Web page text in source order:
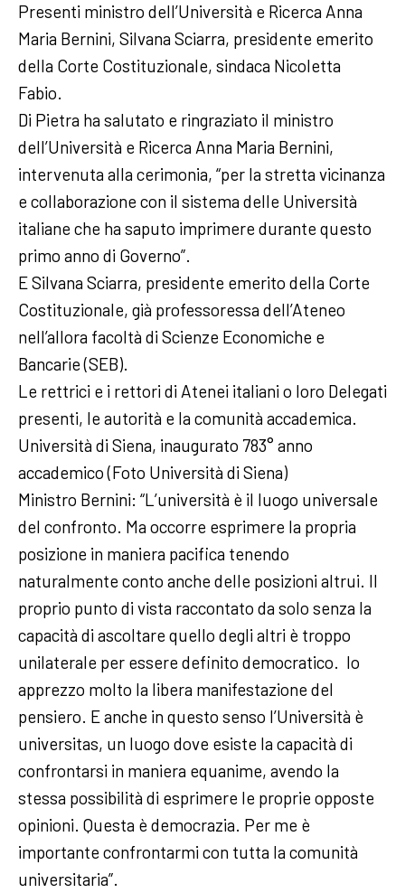
Presenti ministro dell’Università e Ricerca Anna
Maria Bernini, Silvana Sciarra, presidente emerito
della Corte Costituzionale, sindaca Nicoletta
Fabio.
Di Pietra ha salutato e ringraziato il ministro
dell’Università e Ricerca Anna Maria Bernini,
intervenuta alla cerimonia, “per la stretta vicinanza
e collaborazione con il sistema delle Università
italiane che ha saputo imprimere durante questo
primo anno di Governo”.
E Silvana Sciarra, presidente emerito della Corte
Costituzionale, già professoressa dell’Ateneo
nell’allora facoltà di Scienze Economiche e
Bancarie (SEB).
Le rettrici e i rettori di Atenei italiani o loro Delegati
presenti, le autorità e la comunità accademica.
Università di Siena, inaugurato 783° anno
accademico (Foto Università di Siena)
Ministro Bernini: “L’università è il luogo universale
del confronto. Ma occorre esprimere la propria
posizione in maniera pacifica tenendo
naturalmente conto anche delle posizioni altrui. Il
proprio punto di vista raccontato da solo senza la
capacità di ascoltare quello degli altri è troppo
unilaterale per essere definito democratico. Io
apprezzo molto la libera manifestazione del
pensiero. E anche in questo senso l’Università è
universitas, un luogo dove esiste la capacità di
confrontarsi in maniera equanime, avendo la
stessa possibilità di esprimere le proprie opposte
opinioni. Questa è democrazia. Per me è
importante confrontarmi con tutta la comunità
universitaria”.